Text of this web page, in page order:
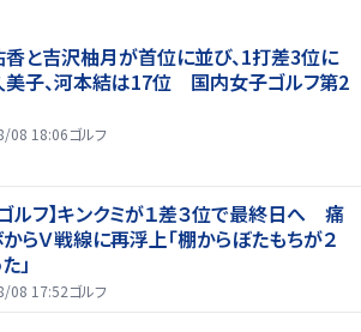
と吉沢柚月が首位に並び、1打差3位に
子、河本結は17位 国内女子ゴルフ第2
08 18:06ゴルフ
ルフ】キンクミが１差３位で最終日へ 痛
らＶ戦線に再浮上「棚からぼたもちが２
」
08 17:52ゴルフ